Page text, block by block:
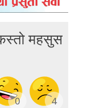
महसुस
0 4